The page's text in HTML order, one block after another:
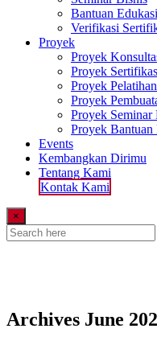
Bantuan
Verifikasi
Proyek
Proyek
Proyek
Proyek
Proyek
Proyek Seminar
Proyek Bantuan
Events
Kembangkan Dirimu
Tentang Kami
Kontak Kami
×
Archives June